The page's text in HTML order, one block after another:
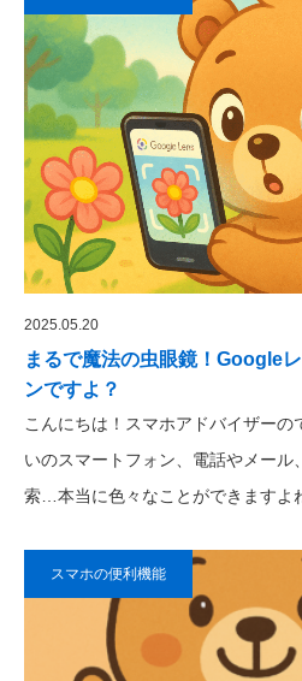
2025.05.20
まるで魔法の虫眼鏡！Google
ンですよ？
こんにちは！スマホアドバイザー
いのスマートフォン、電話やメール
索…本当に色々なことができますよ
スマホの便利機能